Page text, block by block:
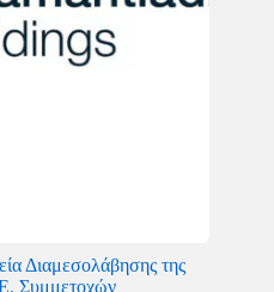
Διαμεσολάβησης της
Συμμετοχών